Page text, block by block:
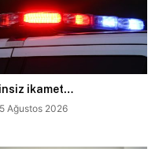
ikamet…
5 Ağustos 2026